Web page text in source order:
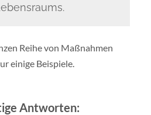
Reihe von Maßnahmen
einige Beispiele.
Antworten: